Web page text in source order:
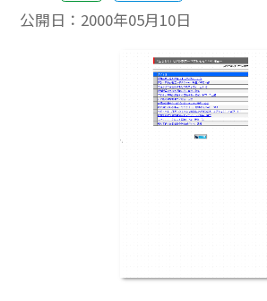
公開日： 2000年05月10日